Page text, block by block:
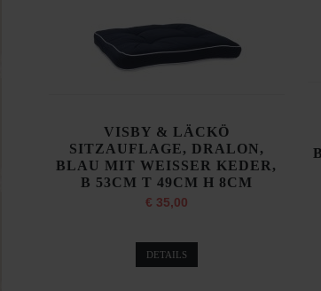
VISBY & LÄCKÖ
SITZAUFLAGE, DRALON,
BLAU MIT WEISSER KEDER,
B 53CM T 49CM H 8CM
€ 35,00
DETAILS